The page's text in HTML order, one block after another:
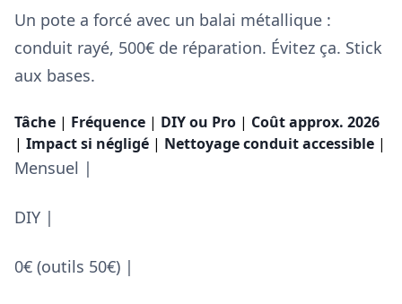
Un pote a forcé avec un balai métallique :
conduit rayé, 500€ de réparation. Évitez ça. Stick
aux bases.
Tâche | Fréquence | DIY ou Pro | Coût approx. 2026
| Impact si négligé | Nettoyage conduit accessible |
Mensuel |
DIY |
0€ (outils 50€) |